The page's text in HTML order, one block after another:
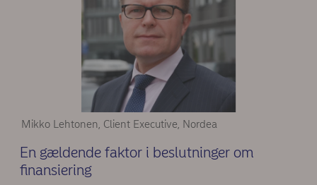
Mikko Lehtonen, Client Executive, Nordea
En gældende faktor i beslutninger om
finansiering